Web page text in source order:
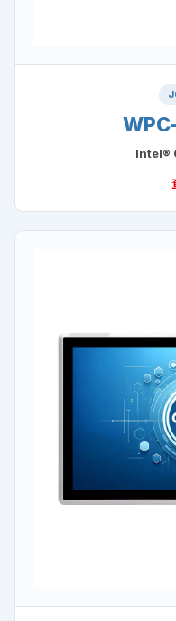
Intel®